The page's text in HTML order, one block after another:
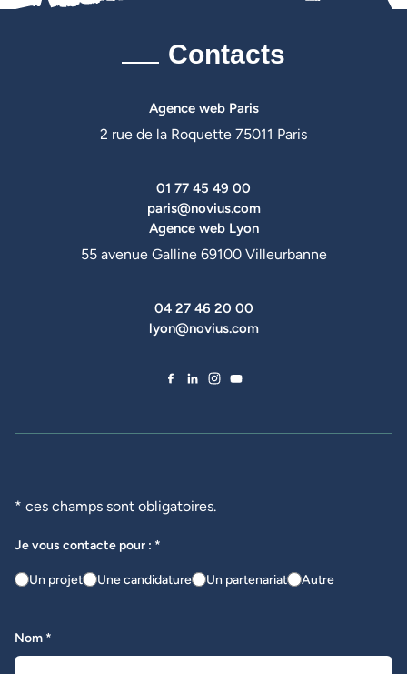
Contacts
Agence web Paris
2 rue de la Roquette 75011 Paris
01 77 45 49 00
paris@novius.com
Agence web Lyon
55 avenue Galline 69100 Villeurbanne
04 27 46 20 00
lyon@novius.com
* ces champs sont obligatoires.
Je vous contacte pour : *
Un projet Une candidature Un partenariat Autre
Nom *